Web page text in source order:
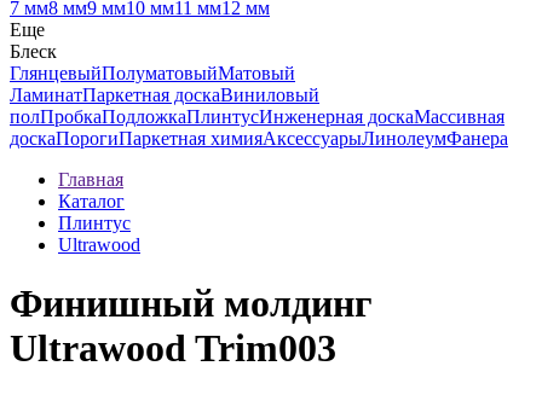
7 мм8 мм9 мм10 мм11 мм12 мм
Еще
Блеск
ГлянцевыйПолуматовыйМатовый
ЛаминатПаркетная доскаВиниловый
полПробкаПодложкаПлинтусИнженерная доскаМассивная
доскаПорогиПаркетная химияАксессуарыЛинолеумФанера
Главная
Каталог
Плинтус
Ultrawood
Финишный молдинг
Ultrawood Trim003